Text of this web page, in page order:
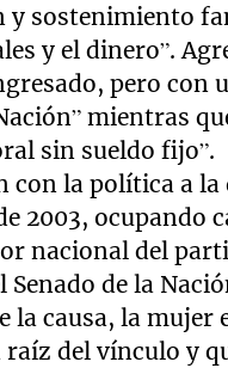
y sostenimiento
y el dinero”.
pero con
mientras
sin sueldo fijo”.
con la política a la
2003,
nacional del
de la
la causa, la
raíz del vínculo y